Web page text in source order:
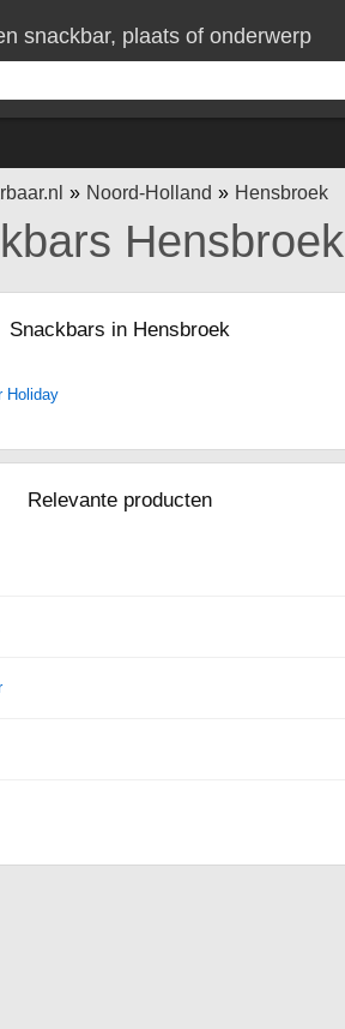
snackbar, plaats of onderwerp
Noord-Holland Hensbroek
Hensbroek
Snackbars in Hensbroek
Holiday
Relevante producten